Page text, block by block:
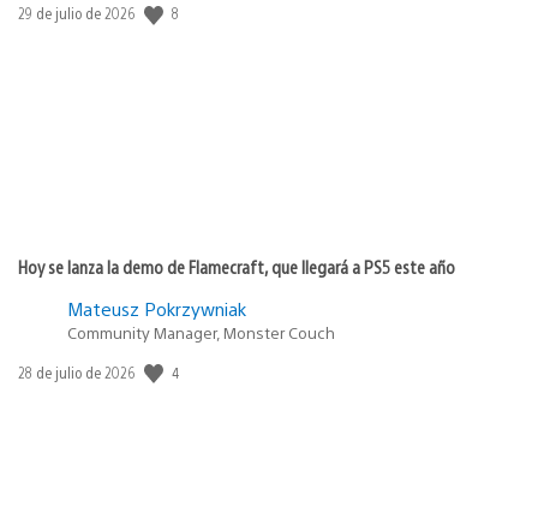
Fecha
29 de julio de 2026 8
Hoy se lanza la demo de Flamecraft, que llegará a PS5 este año
Mateusz Pokrzywniak
Community Manager, Monster Couch
Fecha
28 de julio de 2026 4